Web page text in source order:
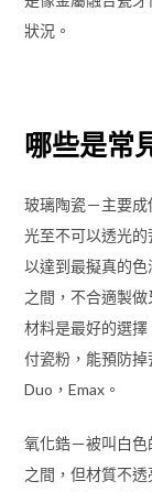
狀況。
哪些是常
玻璃陶瓷－主要
光至不可以透光
以達到最擬真的色
之間，不合適製
材料是最好的選
付瓷粉，能預防
Duo，Emax。
氧化鋯－被叫白色
之間，但材質不